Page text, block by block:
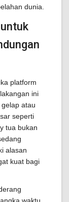
dunia.
platform
ini
atau
seperti
tua bukan
alasan
kuat bagi